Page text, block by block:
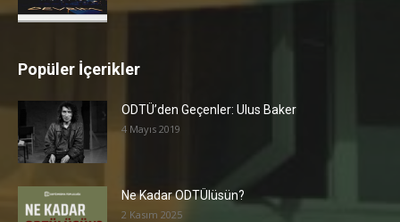
Popüler İçerikler
ODTÜ’den Geçenler: Ulus Baker
4 Mayıs 2019
Ne Kadar ODTÜlüsün?
2 Kasım 2025